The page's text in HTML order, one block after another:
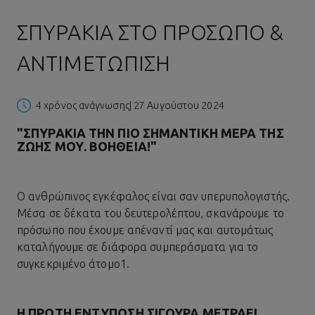
ΣΠΥΡΆΚΙΑ ΣΤΟ ΠΡΌΣΩΠΟ &
ΑΝΤΙΜΕΤΏΠΙΣΗ
4 χρόνος ανάγνωσης| 27 Αυγούστου 2024
"ΣΠΥΡΆΚΙΑ ΤΗΝ ΠΙΟ ΣΗΜΑΝΤΙΚΉ ΜΈΡΑ ΤΗΣ
ΖΩΉΣ ΜΟΥ. ΒΟΗΘΕΙΑ!"
Ο ανθρώπινος εγκέφαλος είναι σαν υπερυπολογιστής.
Μέσα σε δέκατα του δευτερολέπτου, σκανάρουμε το
πρόσωπο που έχουμε απέναντί μας και αυτομάτως
καταλήγουμε σε διάφορα συμπεράσματα για το
συγκεκριμένο άτομο1.